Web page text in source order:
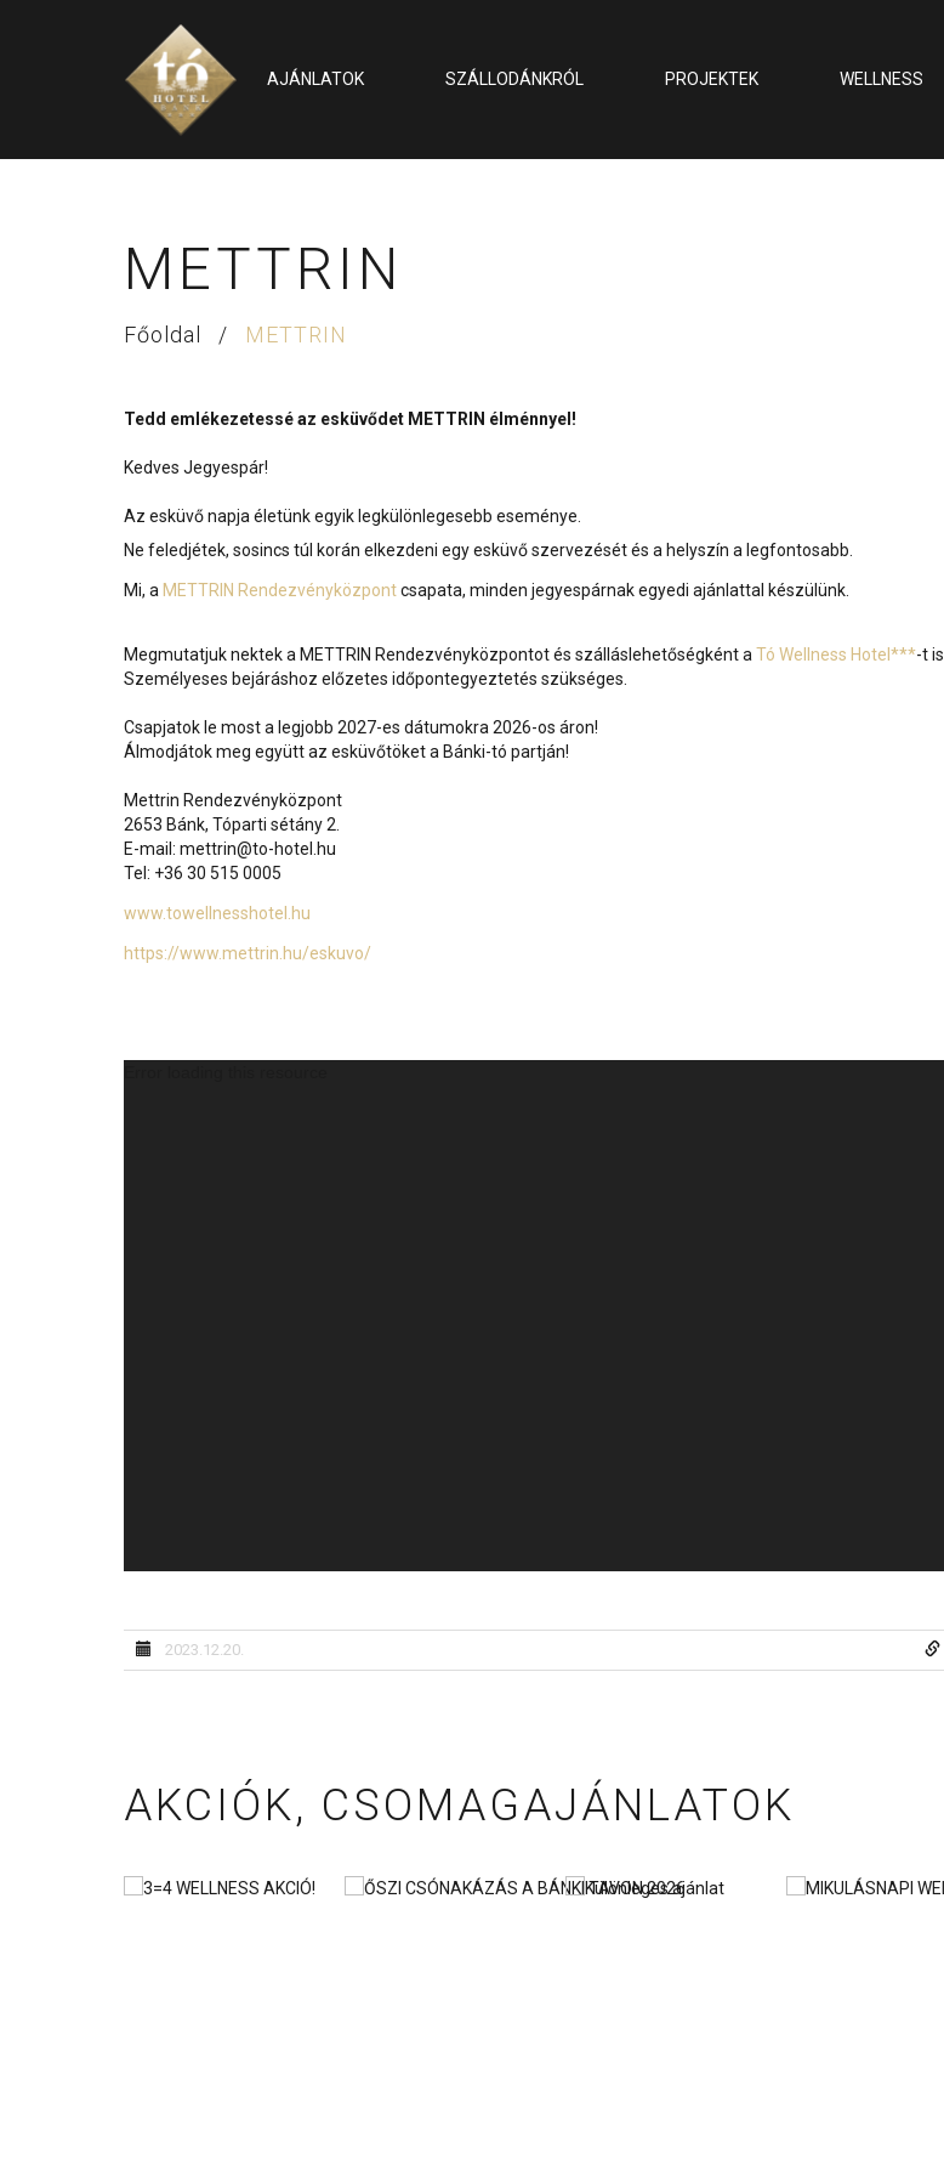
AJÁNLATOK SZÁLLODÁNKRÓL PROJEKTEK WELLNESS
METTRIN
Főoldal / METTRIN
Tedd emlékezetessé az esküvődet METTRIN élménnyel!
Kedves Jegyespár!
Az esküvő napja életünk egyik legkülönlegesebb eseménye.
Ne feledjétek, sosincs túl korán elkezdeni egy esküvő szervezését és a helyszín a legfontosabb.
Mi, a METTRIN Rendezvényközpontcsapata, minden jegyespárnak egyedi ajánlattal készülünk.
Megmutatjuk nektek a METTRIN Rendezvényközpontot és szálláslehetőségként a Tó Wellness Hotel***-t is.
Személyeses bejáráshoz előzetes időpontegyeztetés szükséges.
Csapjatok le most a legjobb 2027-es dátumokra 2026-os áron!
Álmodjátok meg együtt az esküvőtöket a Bánki-tó partján!
Mettrin Rendezvényközpont
2653 Bánk, Tóparti sétány 2.
E-mail: mettrin@to-hotel.hu
Tel: +36 30 515 0005
www.towellnesshotel.hu
https://www.mettrin.hu/eskuvo/
2023.12.20.
AKCIÓK, CSOMAGAJÁNLATOK